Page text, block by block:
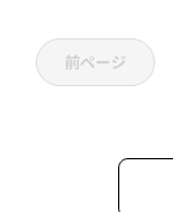
前ページ